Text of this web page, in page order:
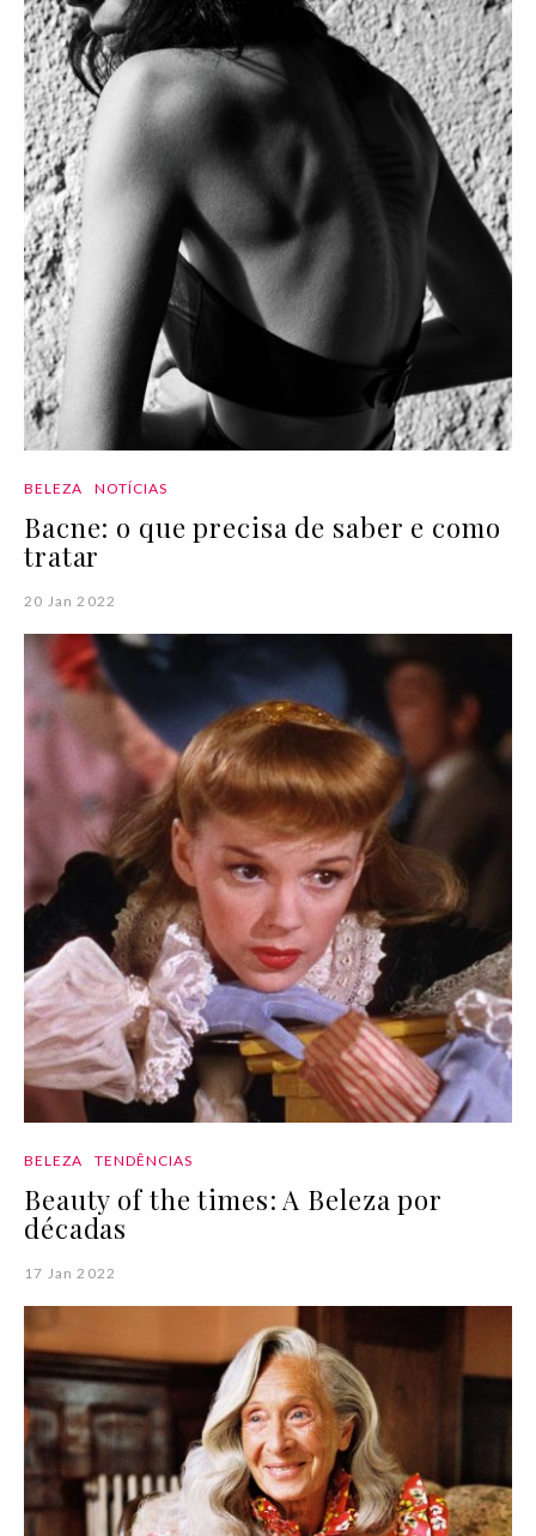
BELEZA NOTÍCIAS
Bacne: o que precisa de saber e como
tratar
20 Jan 2022
BELEZA TENDÊNCIAS
Beauty of the times: A Beleza por
décadas
17 Jan 2022